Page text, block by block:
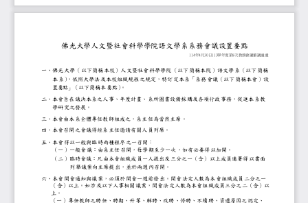
佛光大學人文暨社會科學學院
語文學系系務會議設置要點
114
年4 月30
日113學年度第
8次教務會議審議通過
一、佛光大學（以下簡稱本校）
人文暨社會科學學院（以下簡稱本院）
語文學系（以下簡稱
本系
），依照大學法及本校組織規程之規定，特訂定本系「系務會議
（以下簡稱本會）
設
置要點」（以下簡稱本要點
）。
二、本會旨在議決本系之人事、年度計畫、系所圖書設備採購及各
學研究之發展。
三、本會由本系全體專任教師組成之
， 系主任為當然主席。
四、本會召開之會議得經系主任邀請有關人員列席。
五、本會得以一般與臨時兩種程序之一召開：
（一）一般會議：由系主任召開，每學期至少一次，如有必要得以
（二）臨時會議：凡由本會組織成員一人提出及三分之一（含）以上成員
列舉議案向主席提出，並於兩週內召開。
六、本會開會通知與議案，必須於開會一週前發出。開會法定人數
（含）以上。如涉及以下人事相關議案，開會法定人數為本會組
以
上。
（一）專任教師之聘任、聘期、升等、解聘、改聘、停聘、不續